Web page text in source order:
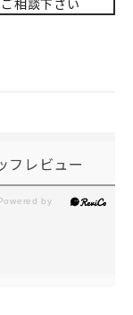
フレビュー